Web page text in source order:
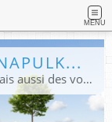
MENU
Le monde, à travers sa cuisine surtout, mais aussi des voyages, et des idées.